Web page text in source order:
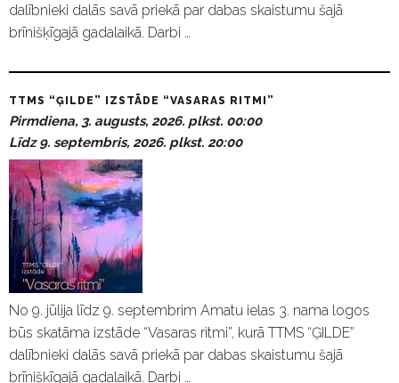
dalībnieki dalās savā priekā par dabas skaistumu šajā
brīnišķīgajā gadalaikā. Darbi …
TTMS “ĢILDE” IZSTĀDE “VASARAS RITMI”
Pirmdiena, 3. augusts, 2026. plkst. 00:00
Līdz 9. septembris, 2026. plkst. 20:00
No 9. jūlija līdz 9. septembrim Amatu ielas 3. nama logos
būs skatāma izstāde “Vasaras ritmi”, kurā TTMS “ĢILDE”
dalībnieki dalās savā priekā par dabas skaistumu šajā
brīnišķīgajā gadalaikā. Darbi …